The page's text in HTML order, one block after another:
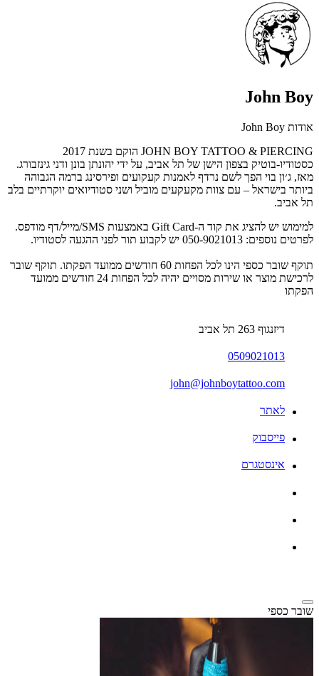
John Boy
אודות John Boy
JOHN BOY TATTOO & PIERCING הוקם בשנת 2017
כסטודיו-בוטיק בצפון הישן של תל אביב, על ידי יהונתן בונן ודני גינזבורג.
מאז, ג׳ון בוי הפך לשם נרדף לאמנות קעקועים ופירסינג ברמה הגבוהה
ביותר בישראל – עם צוות מקעקעים מוביל ושני סטודיואים יוקרתיים בלב
תל אביב.
למימוש יש להציג את קוד ה-Gift Card באמצעות SMS/מייל/דף מודפס.
לפרטים נוספים: 050-9021013 יש לקבוע תור לפני ההגעה לסטודיו.
תוקף שובר כספי הינו לכל הפחות 60 חודשים ממועד הפקתו. תוקף שובר
לרכישת מוצר או שירות מסויים יהיה לכל הפחות 24 חודשים ממועד
הפקתו
דיזנגוף 263 תל אביב
0509021013
john@johnboytattoo.com
לאתר
פייסבוק
אינסטגרם
שובר כספי